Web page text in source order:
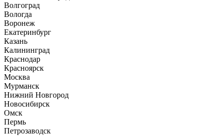
Волгоград
Вологда
Воронеж
Екатеринбург
Казань
Калининград
Краснодар
Красноярск
Москва
Мурманск
Нижний Новгород
Новосибирск
Омск
Пермь
Петрозаводск